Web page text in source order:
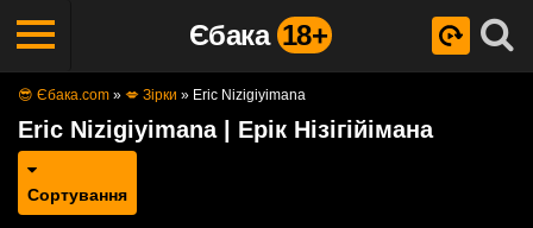
Єбака 18+
😎 Єбака.com » 💋 Зірки » Eric Nizigiyimana
Eric Nizigiyimana | Ерік Нізігійімана
Сортування